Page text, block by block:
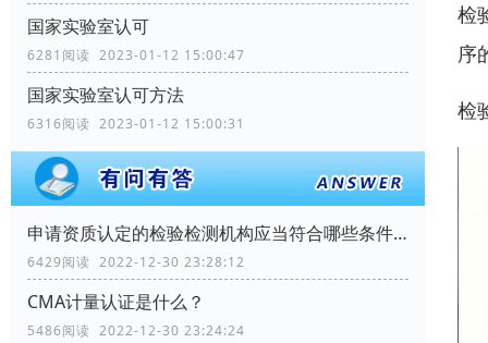
国家实验室认可
6281阅读 2023-01-12 15:00:47
国家实验室认可方法
6316阅读 2023-01-12 15:00:31
申请资质认定的检验检测机构应当符合哪些条件？
6429阅读 2022-12-30 23:28:12
CMA计量认证是什么？
5486阅读 2022-12-30 23:24:24
检
序
检